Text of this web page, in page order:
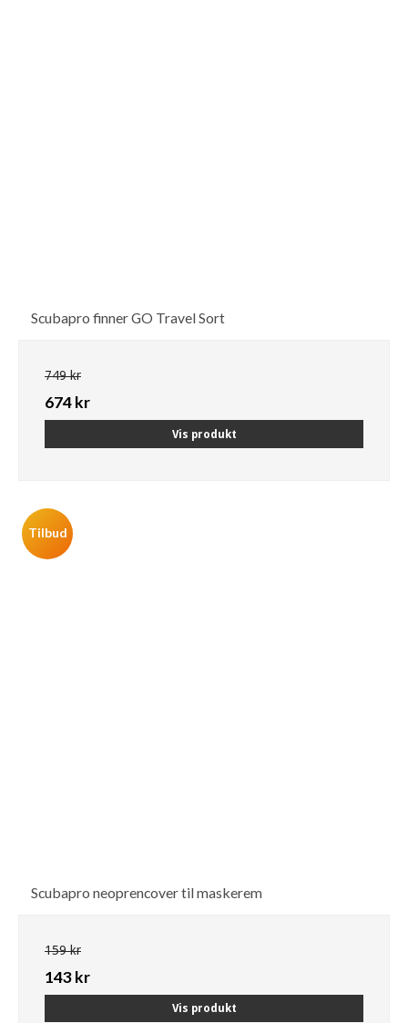
Scubapro finner GO Travel Sort
749 kr
674 kr
Vis produkt
Tilbud
Scubapro neoprencover til maskerem
159 kr
143 kr
Vis produkt